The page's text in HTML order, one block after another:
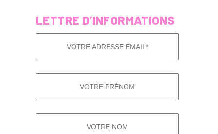
LETTRE D’INFORMATIONS